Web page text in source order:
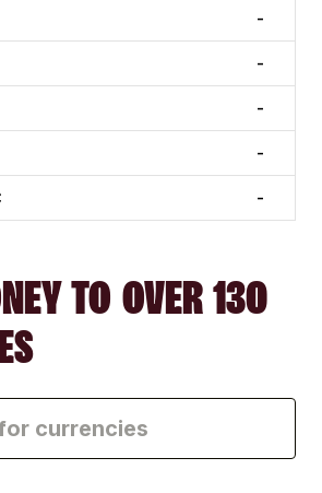
-
-
-
-
-
TO OVER 130